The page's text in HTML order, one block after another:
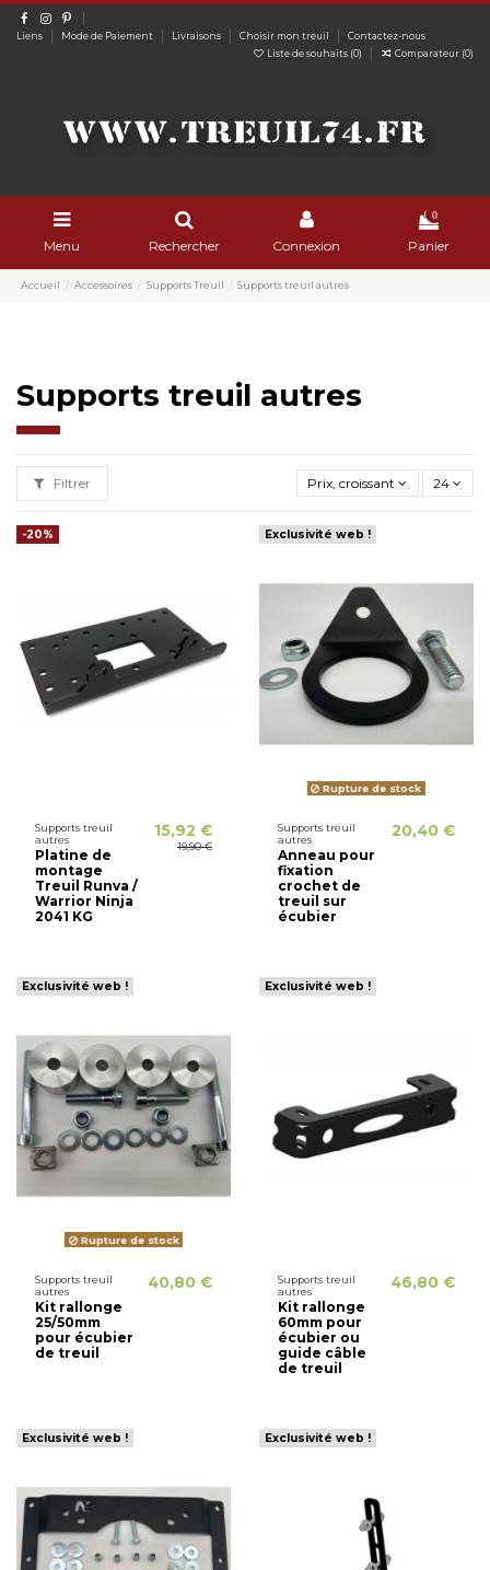
Liens Mode de Paiement Livraisons Choisir mon treuil
Contactez-nous
Liste de souhaits (0) Comparateur (0)
Menu Rechercher Connexion
0
Panier
Accueil Accessoires Supports Treuil Supports treuil autres
Supports treuil autres
Filtrer Prix, croissant 24
-20%
Supports treuil
autres
Platine de
montage
Treuil Runva /
Warrior Ninja
2041 KG
15,92 €
19,90 €
Exclusivité web !
Rupture de stock
Supports treuil
autres
Anneau pour
fixation
crochet de
treuil sur
écubier
20,40 €
Exclusivité web !
Rupture de stock
Supports treuil
autres
Kit rallonge
25/50mm
pour écubier
de treuil
40,80 €
Exclusivité web !
Supports treuil
autres
Kit rallonge
60mm pour
écubier ou
guide câble
de treuil
46,80 €
Exclusivité web ! Exclusivité web !